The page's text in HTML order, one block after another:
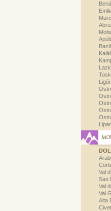
Val
San
Val
Val
Alta